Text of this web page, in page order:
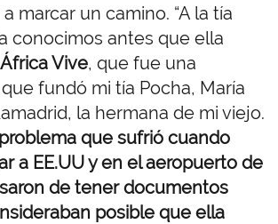
marcar un camino. “A la tía
conocimos antes que ella
África Vive, que fue una
fundó mi tía Pocha, María
la hermana de mi viejo.
que sufrió cuando
a EE.UU y en el aeropuerto de
de tener documentos
posible que ella